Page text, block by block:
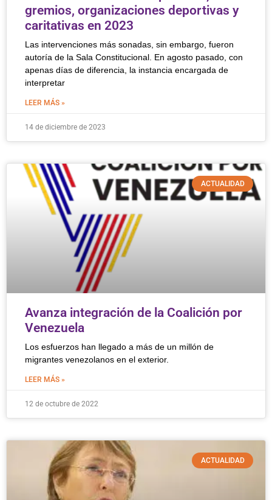
gremios, organizaciones deportivas y
caritativas en 2023
Las intervenciones más sonadas, sin embargo, fueron
autoría de la Sala Constitucional. En agosto pasado, con
apenas días de diferencia, la instancia encargada de
interpretar
LEER MÁS »
14 de diciembre de 2023
ACTUALIDAD
Avanza integración de la Coalición por
Venezuela
Los esfuerzos han llegado a más de un millón de
migrantes venezolanos en el exterior.
LEER MÁS »
12 de octubre de 2022
ACTUALIDAD